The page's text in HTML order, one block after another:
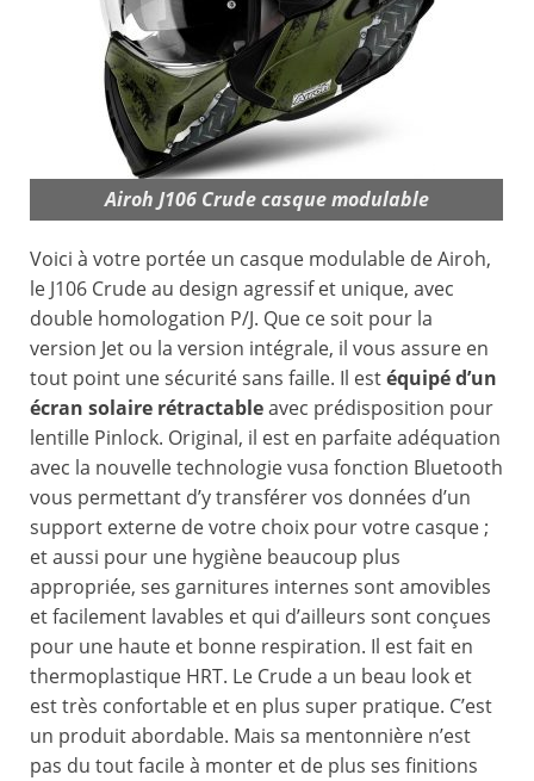
Airoh J106 Crude casque modulable
Voici à votre portée un casque modulable de Airoh,
le J106 Crude au design agressif et unique, avec
double homologation P/J. Que ce soit pour la
version Jet ou la version intégrale, il vous assure en
tout point une sécurité sans faille. Il estéquipé d’un
écran solaire rétractableavec prédisposition pour
lentille Pinlock. Original, il est en parfaite adéquation
avec la nouvelle technologie vusa fonction Bluetooth
vous permettant d’y transférer vos données d’un
support externe de votre choix pour votre casque ;
et aussi pour une hygiène beaucoup plus
appropriée, ses garnitures internes sont amovibles
et facilement lavables et qui d’ailleurs sont conçues
pour une haute et bonne respiration. Il est fait en
thermoplastique HRT. Le Crude a un beau look et
est très confortable et en plus super pratique. C’est
un produit abordable. Mais sa mentonnière n’est
pas du tout facile à monter et de plus ses finitions